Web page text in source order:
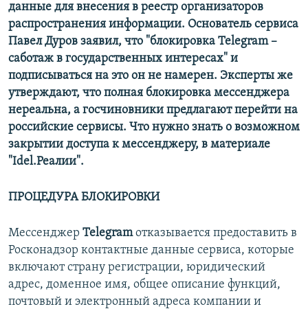
данные для внесения в реестр организаторов
распространения информации. Основатель сервиса
Павел Дуров заявил, что "блокировка Telegram –
саботаж в государственных интересах" и
подписываться на это он не намерен. Эксперты же
утверждают, что полная блокировка мессенджера
нереальна, а госчиновники предлагают перейти на
российские сервисы. Что нужно знать о возможном
закрытии доступа к мессенджеру, в материале
"Idel.Реалии".
ПРОЦЕДУРА БЛОКИРОВКИ
Мессенджер Telegramотказывается предоставить в
Росконадзор контактные данные сервиса, которые
включают страну регистрации, юридический
адрес, доменное имя, общее описание функций,
почтовый и электронный адреса компании и